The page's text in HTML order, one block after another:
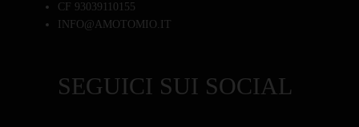
CF 93039110155
INFO@AMOTOMIO.IT
SEGUICI SUI SOCIAL